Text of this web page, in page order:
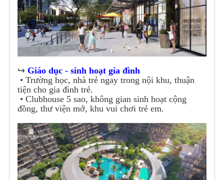
↪️ Giáo dục - sinh hoạt gia đình
• Trường học, nhà trẻ ngay trong nội khu, thuận
tiện cho gia đình trẻ.
• Clubhouse 5 sao, không gian sinh hoạt cộng
đồng, thư viện mở, khu vui chơi trẻ em.